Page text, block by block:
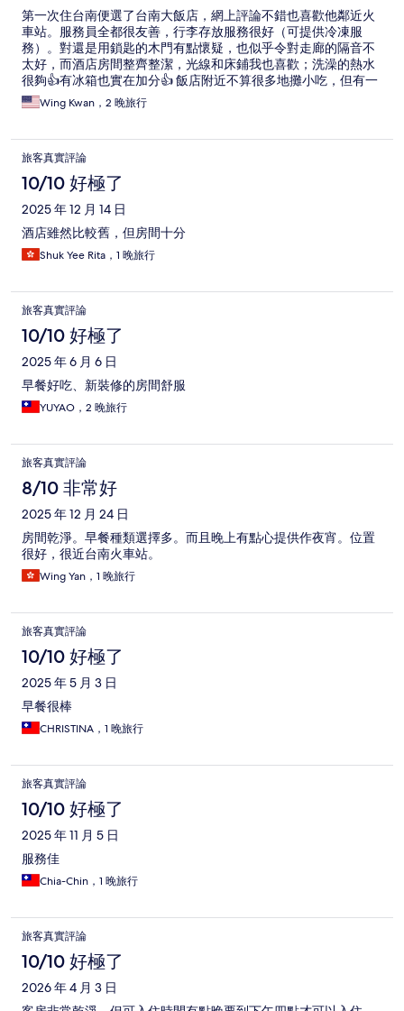
第一次住台南便選了台南大飯店，網上評論不錯也喜歡他鄰近火
車站。服務員全都很友善，行李存放服務很好（可提供冷凍服
務）。對還是用鎖匙的木門有點懷疑，也似乎令對走廊的隔音不
太好，而酒店房間整齊整潔，光線和床鋪我也喜歡；洗澡的熱水
很夠👍有冰箱也實在加分👍 飯店附近不算很多地攤小吃，但有一
些快餐店和便利店；對面有郵局如要寄信超方便，向新三越方向
行6分鐘有一家好喝的咖啡店「決哥」，為了我這次旅程添上色
Wing Kwan，2 晚旅行
旅客真實評論
10/10 好極了
2025 年 12 月 14 日
酒店雖然比較舊，但房間十分
Shuk Yee Rita，1 晚旅行
旅客真實評論
10/10 好極了
2025 年 6 月 6 日
早餐好吃、新裝修的房間舒服
YUYAO，2 晚旅行
旅客真實評論
8/10 非常好
2025 年 12 月 24 日
房間乾淨。早餐種類選擇多。而且晚上有點心提供作夜宵。位置
很好，很近台南火車站。
Wing Yan，1 晚旅行
旅客真實評論
10/10 好極了
2025 年 5 月 3 日
早餐很棒
CHRISTINA，1 晚旅行
旅客真實評論
10/10 好極了
2025 年 11 月 5 日
服務佳
Chia-Chin，1 晚旅行
旅客真實評論
10/10 好極了
2026 年 4 月 3 日